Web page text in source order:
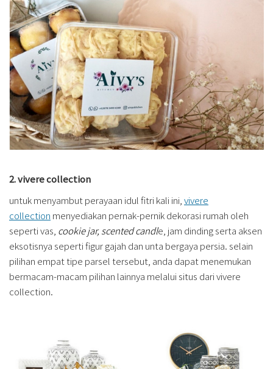
2. vivere collection
untuk menyambut perayaan idul fitri kali ini, vivere
collection menyediakan pernak-pernik dekorasi rumah oleh
seperti vas, cookie jar, scented candle, jam dinding serta aksen
eksotisnya seperti figur gajah dan unta bergaya persia. selain
pilihan empat tipe parsel tersebut, anda dapat menemukan
bermacam-macam pilihan lainnya melalui situs dari vivere
collection.